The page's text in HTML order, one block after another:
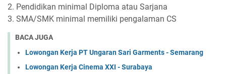
2. Pendidikan minimal Diploma atau Sarjana
3. SMA/SMK minimal memiliki pengalaman CS
BACA JUGA
Lowongan Kerja PT Ungaran Sari Garments - Semarang
Lowongan Kerja Cinema XXI - Surabaya